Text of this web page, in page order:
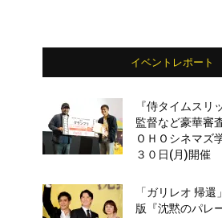
イベントレポート
『侍タイムスリ
監督など豪華審
ＯＨＯシネマズ
３０日(月)開催
「ガリレオ 帰
版『沈黙のパレ